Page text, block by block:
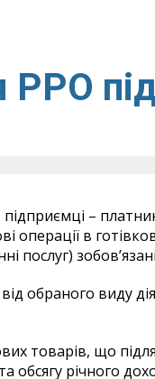
РРО
–
операції в
послуг)
обраного виду
товарів, що
обсягу річного